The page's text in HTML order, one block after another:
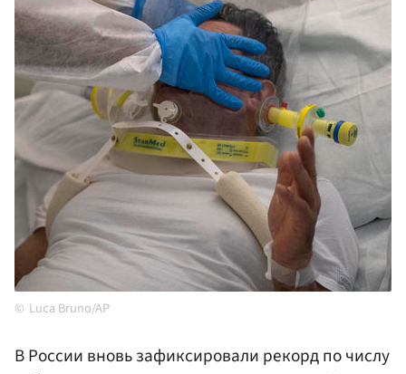
Luca Bruno/AP
В России вновь зафиксировали рекорд по числу